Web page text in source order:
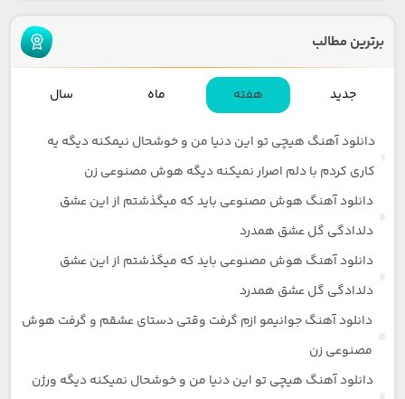
برترین مطالب
جدید هفته ماه سال
دانلود آهنگ هیچی تو این دنیا من و خوشحال نیمکنه دیگه یه
کاری کردم با دلم اصرار نمیکنه دیگه هوش مصنوعی زن
دانلود آهنگ هوش مصنوعی باید که میگذشتم از این عشق
دلدادگی گل عشق همدرد
دانلود آهنگ هوش مصنوعی باید که میگذشتم از این عشق
دلدادگی گل عشق همدرد
دانلود آهنگ جوانیمو ازم گرفت وقتی دستای عشقم و گرفت هوش
مصنوعی زن
دانلود آهنگ هیچی تو این دنیا من و خوشحال نمیکنه دیگه ورژن